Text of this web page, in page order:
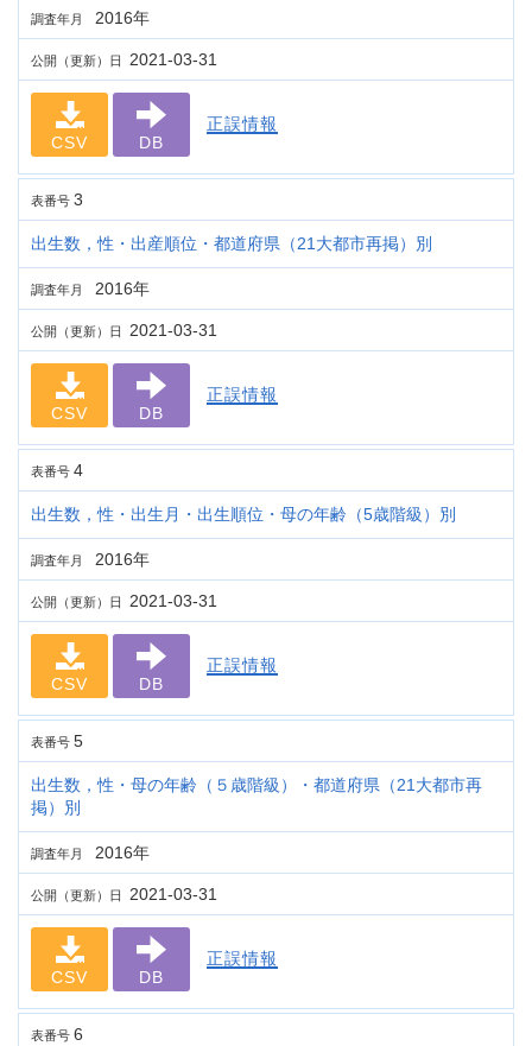
調査年月 2016年
公開（更新）日 2021-03-31
CSV DB
正誤情報
表番号 3
出生数，性・出産順位・都道府県（21大都市再掲）別
調査年月 2016年
公開（更新）日 2021-03-31
CSV DB
正誤情報
表番号 4
出生数，性・出生月・出生順位・母の年齢（5歳階級）別
調査年月 2016年
公開（更新）日 2021-03-31
CSV DB
正誤情報
表番号 5
出生数，性・母の年齢（５歳階級）・都道府県（21大都市再
掲）別
調査年月 2016年
公開（更新）日 2021-03-31
CSV DB
正誤情報
表番号 6